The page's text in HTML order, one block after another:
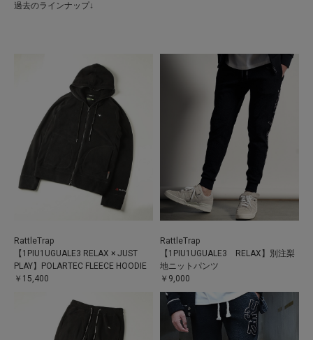
過去のラインナップ↓
RattleTrap
【1PIU1UGUALE3 RELAX × JUST
PLAY】POLARTEC FLEECE HOODIE
￥15,400
RattleTrap
【1PIU1UGUALE3 RELAX】別注梨
地ニットパンツ
￥9,000